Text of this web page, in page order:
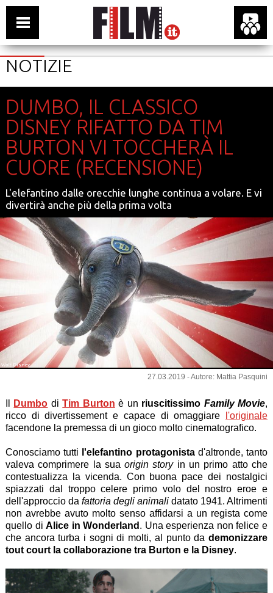
NOTIZIE
DUMBO, IL CLASSICO
DISNEY RIFATTO DA TIM
BURTON VI TOCCHERÀ IL
CUORE (RECENSIONE)
L'elefantino dalle orecchie lunghe continua a volare. E vi
divertirà anche più della prima volta
Walt Disney
27.03.2019 - Autore: Mattia Pasquini
Dumbo diTim Burton è un riuscitissimo Family Movie,
ricco di divertissement e capace di omaggiare
l'originale
facendone la premessa di un gioco molto cinematografico.
Conosciamo tutti l'elefantino protagonistad'altronde, tanto
valeva comprimere la suaorigin storyin un primo atto che
contestualizza la vicenda. Con buona pace dei nostalgici
spiazzati dal troppo celere primo volo del nostro eroe e
dell'approccio da fattoria degli animali datato 1941. Altrimenti
non avrebbe avuto molto senso affidarsi a un regista come
quello diAlice in Wonderland . Una esperienza non felice e
che ancora turba i sogni di molti, al punto dademonizzare
tout court la collaborazione tra Burton e la Disney.